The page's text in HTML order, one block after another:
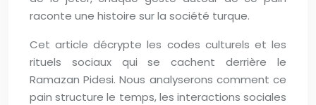
raconte une histoire sur la société turque.
Cet article décrypte les codes culturels et les
rituels sociaux qui se cachent derrière le
Ramazan Pidesi. Nous analyserons comment ce
pain structure le temps, les interactions sociales